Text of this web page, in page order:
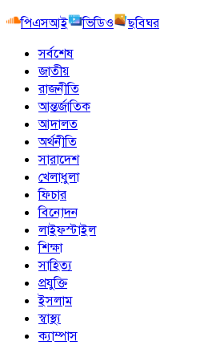
পিএসআই
ভিডিও
ছবিঘর
সর্বশেষ
জাতীয়
রাজনীতি
আন্তর্জাতিক
আদালত
অর্থনীতি
সারাদেশ
খেলাধুলা
ফিচার
বিনোদন
লাইফস্টাইল
শিক্ষা
সাহিত্য
প্রযুক্তি
ইসলাম
স্বাস্থ্য
ক্যাম্পাস